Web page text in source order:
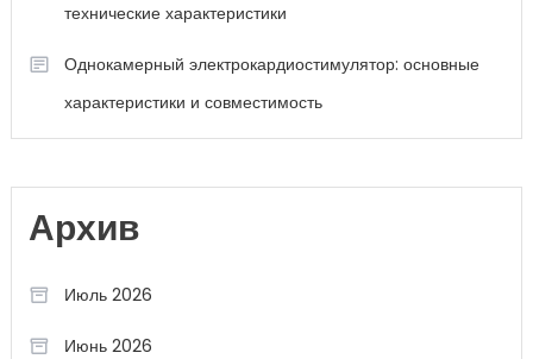
технические характеристики
Однокамерный электрокардиостимулятор: основные
характеристики и совместимость
Архив
Июль 2026
Июнь 2026